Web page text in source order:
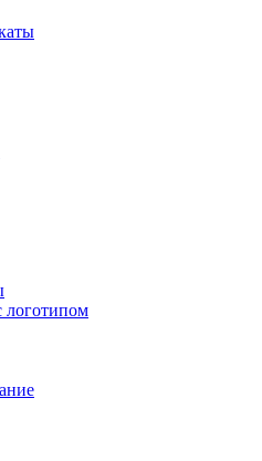
логотипом